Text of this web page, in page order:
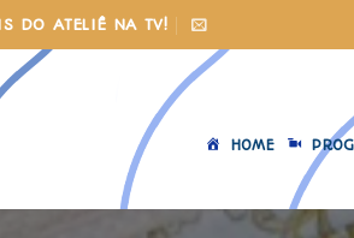
DO ATELIÊ NA TV!
HOME